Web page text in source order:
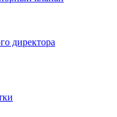
директора